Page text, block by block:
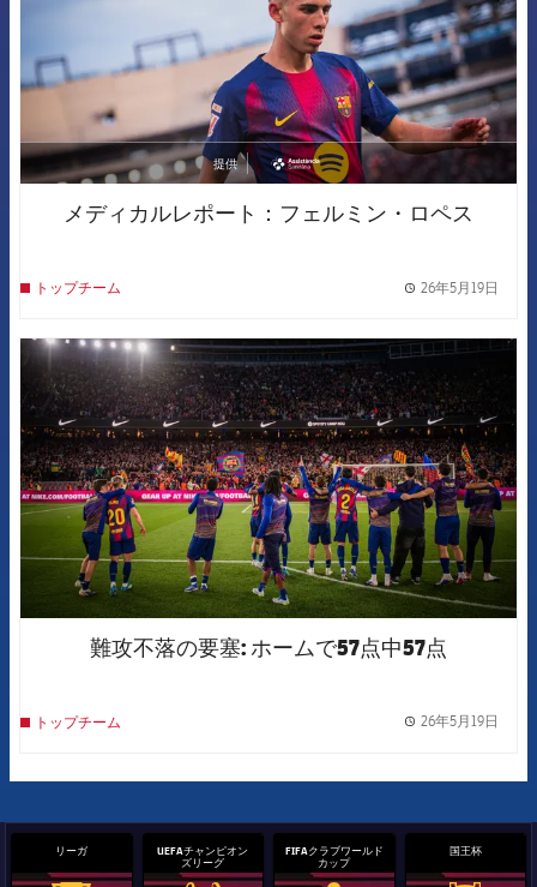
提供
asistencia
メディカルレポート：フェルミン・ロペス
トップチーム 26年5月19日
FCB Barcelona badge
難攻不落の要塞: ホームで57点中57点
トップチーム 26年5月19日
リーガ
UEFAチャンピオン
ズリーグ
FIFAクラブワールド
カップ
国王杯